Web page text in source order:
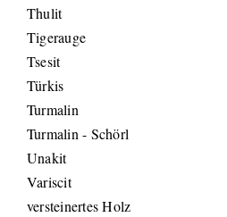
Thulit
Tigerauge
Tsesit
Türkis
Turmalin
Turmalin - Schörl
Unakit
Variscit
versteinertes Holz